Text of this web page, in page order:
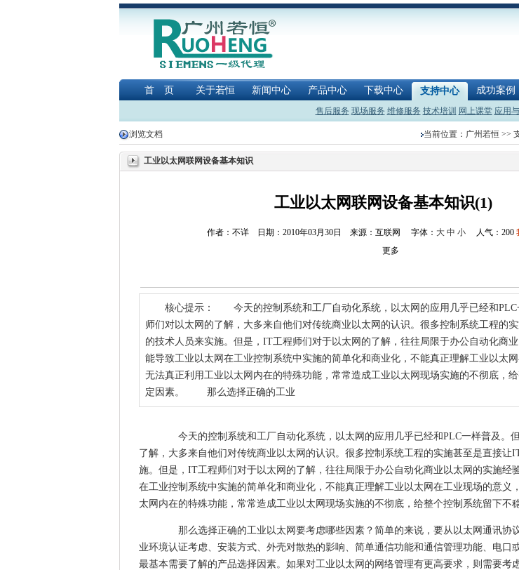
首 页 关于若恒 新闻中心 产品中心 下载中心 支持中心 成功案例
售后服务 现场服务 维修服务 技术培训 网上课堂 应用
浏览文档 当前位置： 广州若恒>>
工业以太网联网设备基本知识
工业以太网联网设备基本知识(1)
作者：不详 日期：2010年03月30日 来源：互联网 字体： 大 中 小 人气： 200
更多
核心提示： 今天的控制系统和工厂自动化系统，以太网的应用几乎已经和PLC
师们对以太网的了解，大多来自他们对传统商业以太网的认识。很多控制系统工程的
的技术人员来实施。但是，IT工程师们对于以太网的了解，往往局限于办公自动化商
能导致工业以太网在工业控制系统中实施的简单化和商业化，不能真正理解工业以太
无法真正利用工业以太网内在的特殊功能，常常造成工业以太网现场实施的不彻底，
定因素。 那么选择正确的工业
今天的控制系统和工厂自动化系统，以太网的应用几乎已经和PLC一样普及。
了解，大多来自他们对传统商业以太网的认识。很多控制系统工程的实施甚至是直接让
施。但是，IT工程师们对于以太网的了解，往往局限于办公自动化商业以太网的实施经
在工业控制系统中实施的简单化和商业化，不能真正理解工业以太网在工业现场的意义
太网内在的特殊功能，常常造成工业以太网现场实施的不彻底，给整个控制系统留下不
那么选择正确的工业以太网要考虑哪些因素？简单的来说，要从以太网通讯协
业环境认证考虑、安装方式、外壳对散热的影响、简单通信功能和通信管理功能、电口
最基本需要了解的产品选择因素。如果对工业以太网的网络管理有更高要求，则需要考